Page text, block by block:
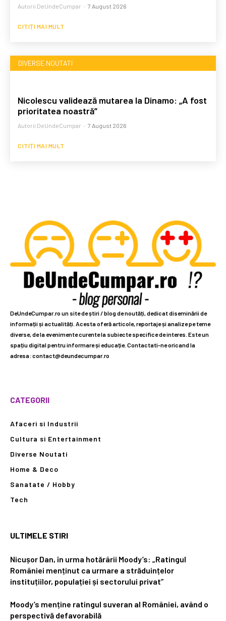
Autorii DeUndeCumpar - 7 August 2026
CITIȚI MAI MULT
DIVERSE NOUTATI
Nicolescu validează mutarea la Dinamo: „A fost
prioritatea noastră”
Autorii DeUndeCumpar - 7 August 2026
CITIȚI MAI MULT
DeUndeCumpar.ro un site de știri / blog de noutăți, dedicat diseminării de
informații și actualități. Acesta oferă articole, reportaje și analize pe teme
diverse, de la evenimente curente la subiecte specifice de interes. Este un
spațiu digital pentru informare și educație. Contactati-ne oricand la
adresa: contact@deundecumpar.ro
CATEGORII
Afaceri si Industrii
Cultura si Entertainment
Diverse Noutati
Home & Deco
Sanatate / Hobby
Tech
ULTIMELE STIRI
Nicușor Dan, în urma hotărârii Moody’s: „Ratingul
României menținut ca urmare a străduințelor
instituțiilor, populației și sectorului privat”
Moody’s menține ratingul suveran al României, având o
perspectivă defavorabilă